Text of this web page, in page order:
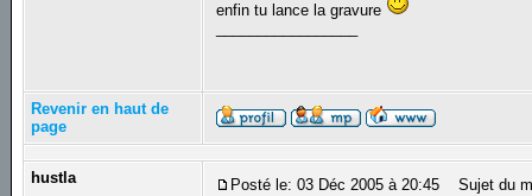
enfin tu lance la gravure
Revenir en haut de
page
hustla Posté le: 03 Déc 2005 à 20:45 Sujet du